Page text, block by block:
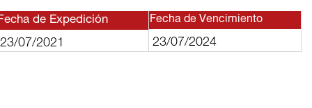
de Expedición
23/07/2021
Fecha de Vencimiento
23/07/2024